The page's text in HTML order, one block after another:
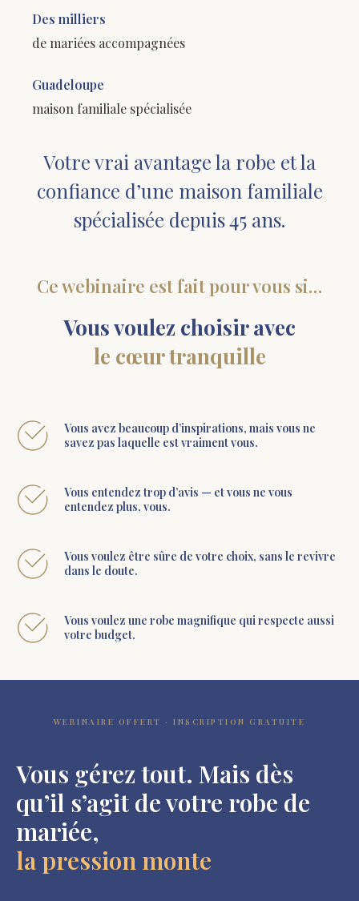
Des milliers
de mariées accompagnées
Guadeloupe
maison familiale spécialisée
Votre vrai avantage la robe et la
confiance d’une maison familiale
spécialisée depuis 45 ans.
Ce webinaire est fait pour vous si…
Vous voulez choisir avec
le cœur tranquille
Vous avez beaucoup d’inspirations, mais vous ne
savez pas laquelle est vraiment vous.
Vous entendez trop d’avis — et vous ne vous
entendez plus, vous.
Vous voulez être sûre de votre choix, sans le revivre
dans le doute.
Vous voulez une robe magnifique qui respecte aussi
votre budget.
WEBINAIRE OFFERT · INSCRIPTION GRATUITE
Vous gérez tout. Mais dès
qu’il s’agit de votre robe de
mariée,
la pression monte